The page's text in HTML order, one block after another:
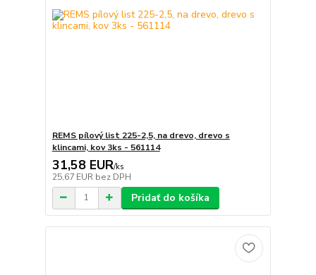
REMS pílový list 225-2,5, na drevo, drevo s
klincami, kov 3ks - 561114
31,58 EUR/ks
25,67 EUR bez DPH
Pridať do košíka